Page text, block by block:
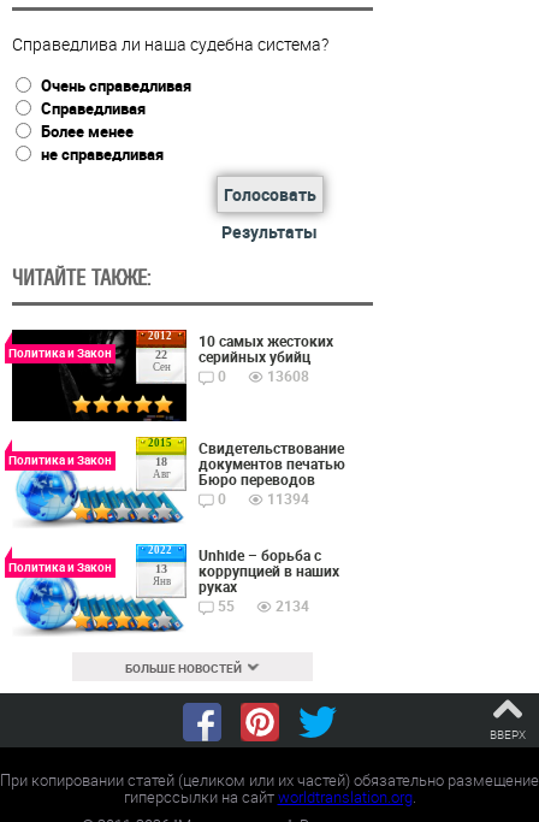
Справедлива ли наша судебна система?
Очень справедливая
Справедливая
Более менее
не справедливая
Голосовать
Результаты
ЧИТАЙТЕ ТАКЖЕ:
2012
22
Сен
Политика и Закон
10 самых жестоких
серийных убийц
0
13608
2015
18
Авг
Политика и Закон
Cвидетельствование
документов печатью
Бюро переводов
0
11394
2022
13
Янв
Политика и Закон
Unhide – борьба с
коррупцией в наших
руках
55
2134
БОЛЬШЕ НОВОСТЕЙ
ВВЕРХ
При копировании статей (целиком или их частей) обязательно размещение
гиперссылки на сайтworldtranslation.org.